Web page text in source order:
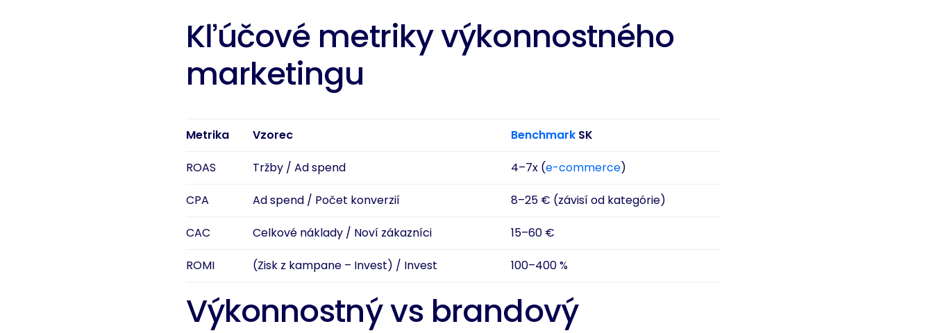
Kľúčové metriky výkonnostného
marketingu
Metrika Vzorec BenchmarkSK
ROAS Tržby / Ad spend 4–7x (e-commerce)
CPA Ad spend / Počet konverzií 8–25 € (závisí od kategórie)
CAC Celkové náklady / Noví zákazníci 15–60 €
ROMI (Zisk z kampane – Invest) / Invest 100–400 %
Výkonnostný vs brandový